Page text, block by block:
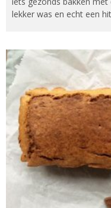
lekker was en echt een